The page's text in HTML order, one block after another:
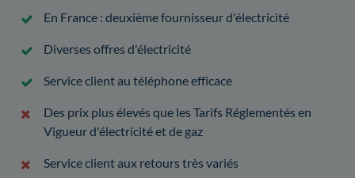
En France : deuxième fournisseur d'électricité
Diverses offres d'électricité
Service client au téléphone efficace
Des prix plus élevés que les Tarifs Réglementés en
Vigueur d'électricité et de gaz
Service client aux retours très variés